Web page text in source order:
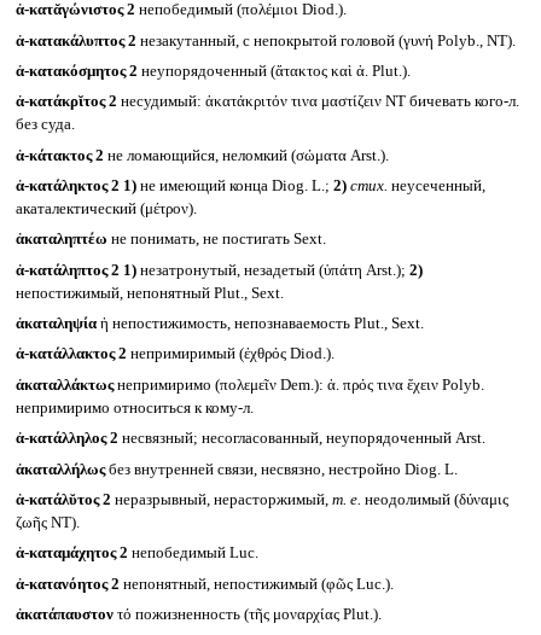
ἀ-κατᾰγώνιστος 2 непобедимый (πολέμιοι Diod.).
ἀ-κατακάλυπτος 2 незакутанный, с непокрытой головой (γυνή Polyb., NT).
ἀ-κατακόσμητος 2 неупорядоченный (ἄτακτος καὶ ἀ. Plut.).
ἀ-κατάκρῐτος 2 несудимый: ἀκατάκριτόν τινα μαστίζειν NT бичевать кого-л.
без суда.
ἀ-κάτακτος 2 не ломающийся, неломкий (σώματα Arst.).
ἀ-κατάληκτος 2 1)не имеющий конца Diog. L.; 2) стих. неусеченный,
акаталектический (μέτρον).
ἀκαταληπτέω не понимать, не постигать Sext.
ἀ-κατάληπτος 2 1)незатронутый, незадетый (ὑπάτη Arst.); 2)
непостижимый, непонятный Plut., Sext.
ἀκαταληψία ἡ непостижимость, непознаваемость Plut., Sext.
ἀ-κατάλλακτος 2 непримиримый (ἐχθρός Diod.).
ἀκαταλλάκτωςнепримиримо (πολεμεῖν Dem.): ἀ. πρός τινα ἔχειν Polyb.
непримиримо относиться к кому-л.
ἀ-κατάλληλος 2 несвязный; несогласованный, неупорядоченный Arst.
ἀκαταλλήλωςбез внутренней связи, несвязно, нестройно Diog. L.
ἀ-κατάλῠτος 2 неразрывный, нерасторжимый, т. е. неодолимый (δύναμις
ζωῆς NT).
ἀ-καταμάχητος 2 непобедимый Luc.
ἀ-κατανόητος 2 непонятный, непостижимый (φῶς Luc.).
ἀκατάπαυστον τό пожизненность (τῆς μοναρχίας Plut.).